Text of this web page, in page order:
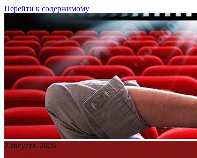
Перейти к содержимому
7 августа, 2026